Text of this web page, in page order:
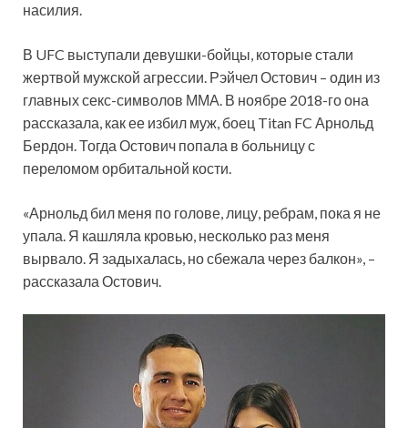
насилия.
В UFC выступали девушки-бойцы, которые стали
жертвой мужской агрессии. Рэйчел Остович – один из
главных секс-символов ММА. В ноябре 2018-го она
рассказала, как ее избил муж, боец Titan FC Арнольд
Бердон. Тогда Остович попала в больницу с
переломом орбитальной кости.
«Арнольд бил меня по голове, лицу, ребрам, пока я не
упала. Я кашляла кровью, несколько раз меня
вырвало. Я задыхалась, но сбежала через балкон», –
рассказала Остович.